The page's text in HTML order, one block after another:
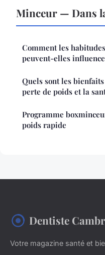
Minceur — Dans
Comment les
peuvent-elles
Quels sont les
perte de poids et la
Programme
poids rapide
Dentiste
Votre magazine santé et